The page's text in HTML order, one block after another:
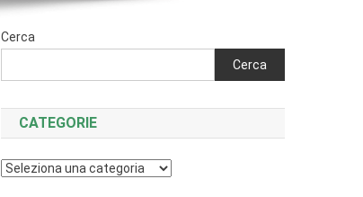
Cerca
Cerca
CATEGORIE
Categorie